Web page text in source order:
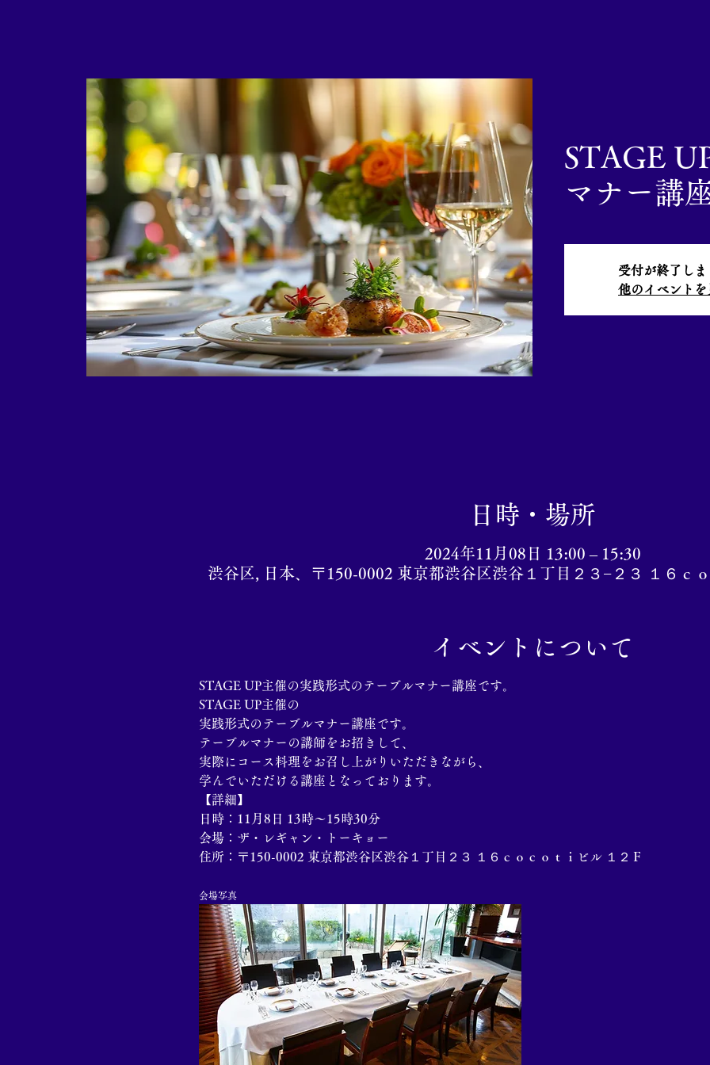
STAGE
マナー講
受付が終了しま
他のイベントを
日時・場所
2024年11月08日 13:00 – 15:30
渋谷区, 日本、〒150-0002 東京都渋谷区渋谷１丁目２３−２３ １６ｃ
イベントについて
STAGE UP主催の実践形式のテーブルマナー講座です。
STAGE UP主催の
実践形式のテーブルマナー講座です。
​テーブルマナーの講師をお招きして、
実際にコース料理をお召し上がりいただきながら、
学んでいただける講座となっております。
【詳細】
日時：11月8日 13時～15時30分
会場：ザ・レギャン・トーキョー
住所：〒150-0002 東京都渋谷区渋谷１丁目２３ １６ｃｏｃｏｔｉビル １２Ｆ
会場写真